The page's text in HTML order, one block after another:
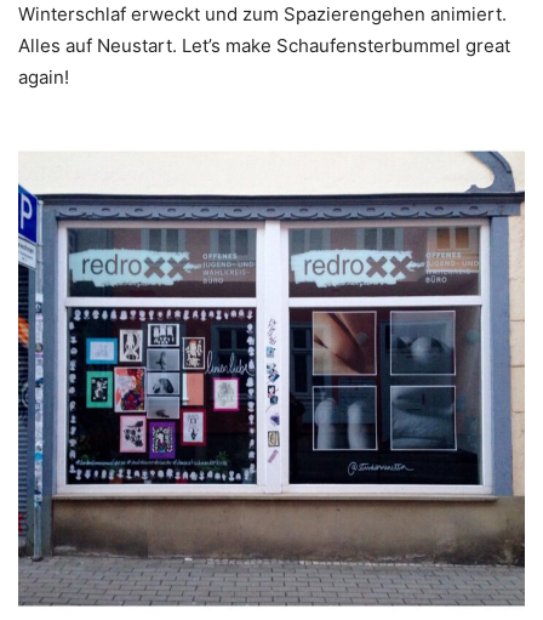
Winterschlaf erweckt und zum Spazierengehen animiert.
Alles auf Neustart. Let’s make Schaufensterbummel great
again!